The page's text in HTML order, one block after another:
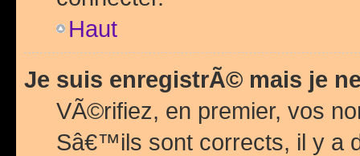
Haut
Je suis enregistrÃ© mais je
VÃ©rifiez, en premier, vos
Sâ€™ils sont corrects, il y a